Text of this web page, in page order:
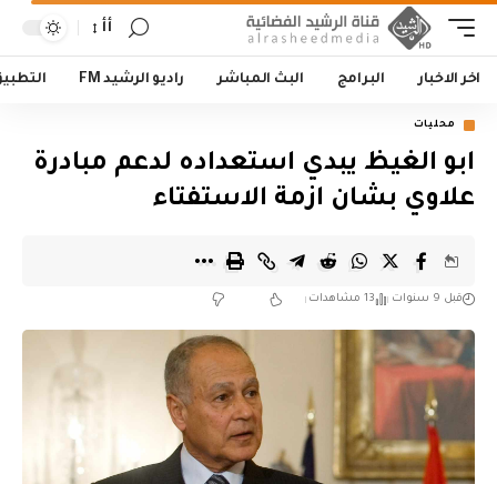
أأ
اخر الاخبار البرامج البث المباشر راديو الرشيد FM
محليات
ابو الغيظ يبدي استعداده لدعم مبادرة
علاوي بشان ازمة الاستفتاء
قبل 9 سنوات 13 مشاهدات